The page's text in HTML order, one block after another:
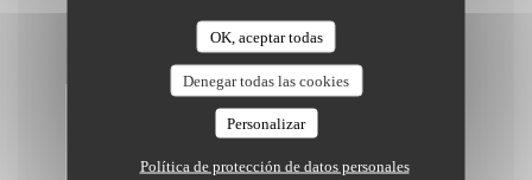
OK, aceptar todas
Denegar todas las cookies
Personalizar
Política de protección de datos personales
12,00 EUR
Dessert